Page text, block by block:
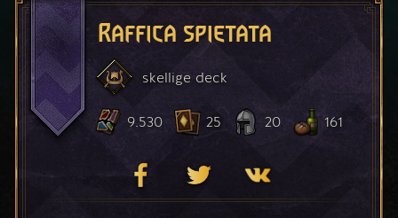
Raffica spietata
skellige deck
9.530 25 20 161